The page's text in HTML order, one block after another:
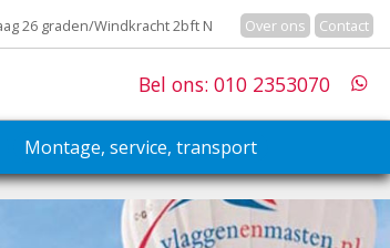
26 graden/Windkracht 2bft N Over ons Contact
Bel ons: 010 2353070
Montage, service, transport